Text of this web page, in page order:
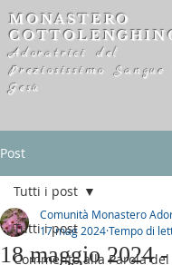
MONASTERO
Adoratrici del
Preziosissimo
Gesù
Post
Tutti i post
Commento alla Parola
Tutti i post
18 maggio 2024
Comunità Monastero
17 mag 2024Tempo di